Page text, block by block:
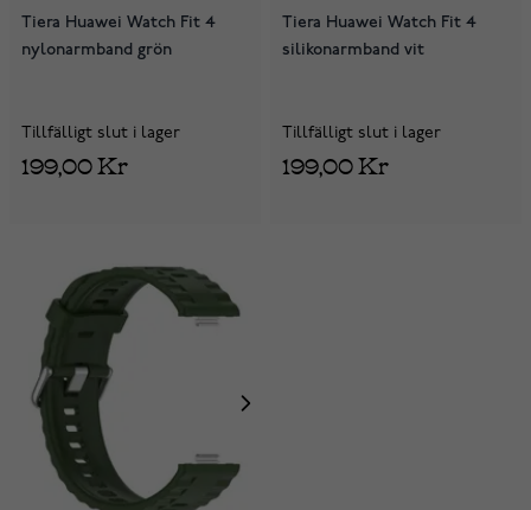
Tiera Huawei Watch Fit 4
nylonarmband grön
Tillfälligt slut i lager
199,00 Kr
Tiera Huawei Watch Fit 4
silikonarmband vit
Tillfälligt slut i lager
199,00 Kr